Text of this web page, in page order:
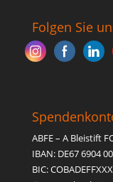
Folgen Sie
ABFE – A Bleistift
IBAN: DE67 6904
BIC: COBADEFFXXX